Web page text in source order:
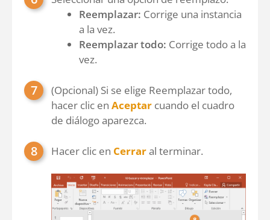
Reemplazar: Corrige una instancia
a la vez.
Reemplazar todo: Corrige todo a la
vez.
(Opcional) Si se elige Reemplazar todo,
hacer clic en Aceptar cuando el cuadro
de diálogo aparezca.
Hacer clic en Cerraral terminar.